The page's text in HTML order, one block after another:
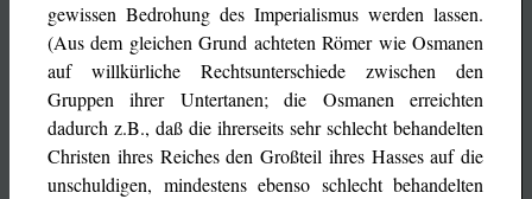
gewissen Bedrohung des Imperialismus werden lassen.
(Aus dem gleichen Grund achteten Römer wie Osmanen
auf willkürliche Rechtsunterschiede zwischen den
Gruppen ihrer Untertanen; die Osmanen erreichten
dadurch z.B., daß die ihrerseits sehr schlecht behandelten
Christen ihres Reiches den Großteil ihres Hasses auf die
unschuldigen, mindestens ebenso schlecht behandelten